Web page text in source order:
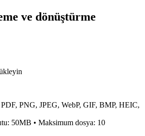
ve dönüştürme
PNG, JPEG, WebP, GIF, BMP, HEIC,
50MB • Maksimum dosya: 10